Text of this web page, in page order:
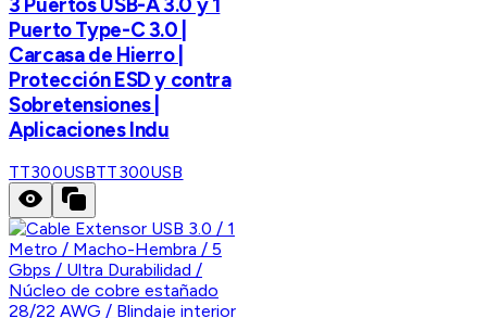
Puerto Type-C 3.0 |
Carcasa de Hierro |
Protección ESD y contra
Sobretensiones |
Aplicaciones Indu
TT300USBTT300USB